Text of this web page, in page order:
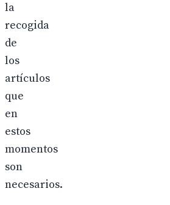
la
recogida
de
los
artículos
que
en
estos
momentos
son
necesarios.